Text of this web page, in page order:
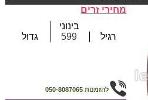
מחירי זרים
רגיל
בינוני
599
גדול
להזמנות 050-8087065